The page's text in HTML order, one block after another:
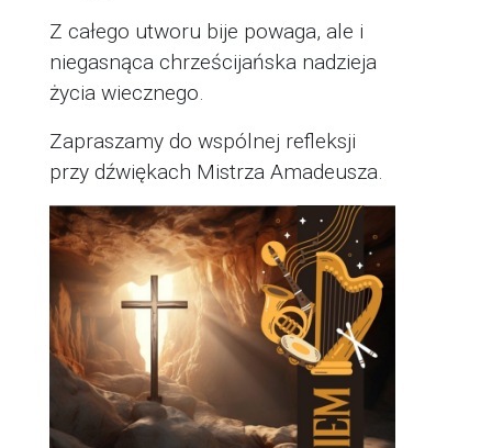
Z całego utworu bije powaga, ale i
niegasnąca chrześcijańska nadzieja
życia wiecznego.
Zapraszamy do wspólnej refleksji
przy dźwiękach Mistrza Amadeusza.